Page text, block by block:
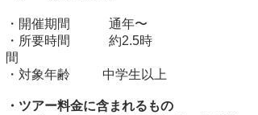
・開催期間 通年〜
・所要時間 約2.5時
間
・対象年齢 中学生以上
・ツアー料金に含まれるもの